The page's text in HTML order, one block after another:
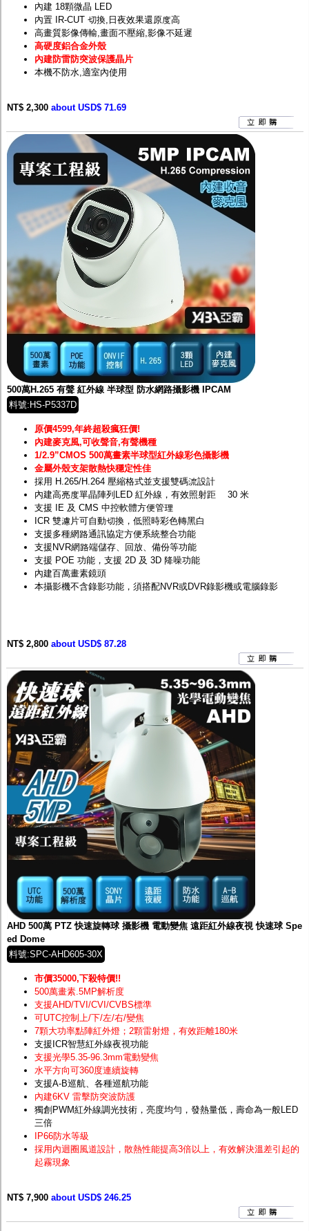
內建 18顆微晶 LED
內置 IR-CUT 切換,日夜效果還原度高
高畫質影像傳輸,畫面不壓縮,影像不延遲
高硬度鋁合金外殼
內建防雷防突波保護晶片
本機不防水,適室內使用
NT$ 2,300 about USD$ 71.69
500萬H.265 有聲 紅外線 半球型 防水網路攝影機 IPCAM
料號:HS-P5337D
原價4599,年終超殺瘋狂價!
內建麥克風,可收聲音,有聲機種
1/2.9”CMOS 500萬畫素半球型紅外線彩色攝影機
金屬外殼支架散熱快穩定性佳
採用 H.265/H.264 壓縮格式並支援雙碼流設計
內建高亮度單晶陣列LED 紅外線，有效照射距離 30 米
支援 IE 及 CMS 中控軟體方便管理
ICR 雙濾片可自動切換，低照時彩色轉黑白
支援多種網路通訊協定方便系統整合功能
支援NVR網路端儲存、回放、備份等功能
支援 POE 功能，支援 2D 及 3D 降噪功能
內建百萬畫素鏡頭
本攝影機不含錄影功能，須搭配NVR或DVR錄影機或電腦錄影
NT$ 2,800 about USD$ 87.28
AHD 500萬 PTZ 快速旋轉球 攝影機 電動變焦 遠距紅外線夜視 快速球 Spe
ed Dome
料號:SPC-AHD605-30X
市價35000,下殺特價!!
500萬畫素.5MP解析度
支援AHD/TVI/CVI/CVBS標準
可UTC控制上/下/左/右/變焦
7顆大功率點陣紅外燈；2顆雷射燈，有效距離180米
支援ICR智慧紅外線夜視功能
支援光學5.35-96.3mm電動變焦
水平方向可360度連續旋轉
支援A-B巡航、各種巡航功能
內建6KV 雷擊防突波防護
獨創PWM紅外線調光技術，亮度均勻，發熱量低，壽命為一般LED
三倍
IP66防水等級
採用內迴圈風道設計，散熱性能提高3倍以上，有效解決溫差引起的
起霧現象
NT$ 7,900 about USD$ 246.25